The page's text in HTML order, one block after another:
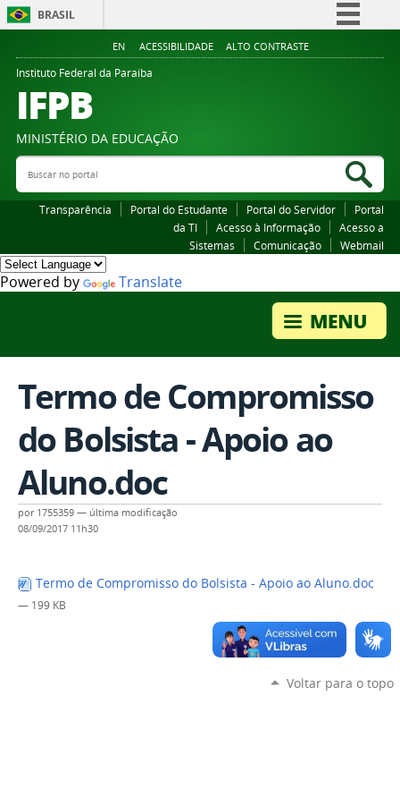
BRASIL
Simplifique!
Legislação
EN ACESSIBILIDADE ALTO CONTRASTE
Instituto Federal da Paraiba
IFPB
MINISTÉRIO DA EDUCAÇÃO
Buscar no portal
Transparência Portal do Estudante Portal do Servidor
Portal
da TI
Acesso à Informação
Acesso a
Sistemas
Comunicação Webmail
Powered by Translate
Termo de Compromisso
do Bolsista - Apoio ao
Aluno.doc
por 1755359 — última modificação
08/09/2017 11h30
Termo de Compromisso do Bolsista - Apoio ao Aluno.doc
— 199 KB
Voltar para o topo